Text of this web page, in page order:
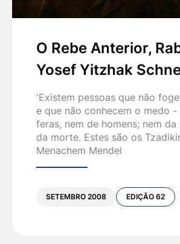
O Rebe Anterior,
Yosef Yitzhak
'Existem pessoas que não
e que não conhecem o medo -
feras, nem de homens; nem da
da morte. Estes são os
Menachem Mendel
SETEMBRO 2008 EDIÇÃO 62